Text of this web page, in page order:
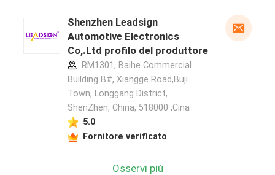
Shenzhen Leadsign
Automotive Electronics
Co,.Ltd profilo del produttore
RM1301, Baihe Commercial
Building B#, Xiangge Road,Buji
Town, Longgang District,
ShenZhen, China, 518000 ,Cina
5.0
Fornitore verificato
Osservi più